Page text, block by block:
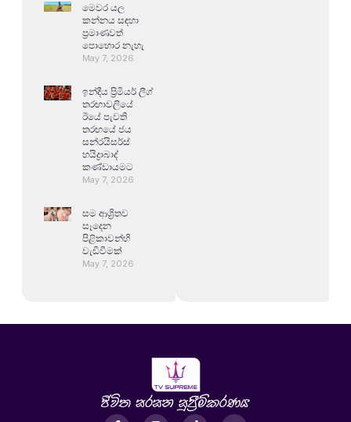
මෙවර යල
කන්නය සඳහා
ප්‍රමාණවත්
පොහොර නැහැ
May 7, 2026
ඉන්දීය ප්‍රිමියර් ලීග්
තරඟාවලියේ
ඊයේ පැවති
තරඟයේ ජය
සන්රයිසර්ස්
හයිද්‍රාබාද්
කණ්ඩායමට
May 7, 2026
සම ආශ්‍රිතව
සෑදෙන
පිළිකාවන්හි
වැඩිවීමක්
May 7, 2026